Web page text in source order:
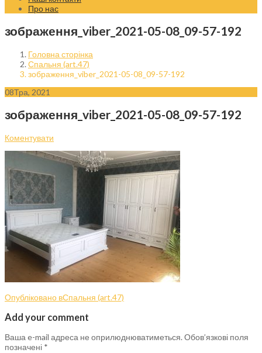
Про нас
зображення_viber_2021-05-08_09-57-192
Головна сторінка
Спальня (art.47)
зображення_viber_2021-05-08_09-57-192
08Тра, 2021
зображення_viber_2021-05-08_09-57-192
Коментувати
Опубліковано вСпальня (art.47)
Add your comment
Ваша e-mail адреса не оприлюднюватиметься.Обов’язкові поля
позначені *